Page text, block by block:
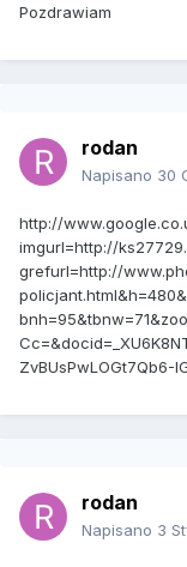
Pozdrawiam
rodan
Napisano 30
http://
imgurl=http://
grefurl=http://
ZvBUsPwLOGt7Qb6-
rodan
Napisano 3